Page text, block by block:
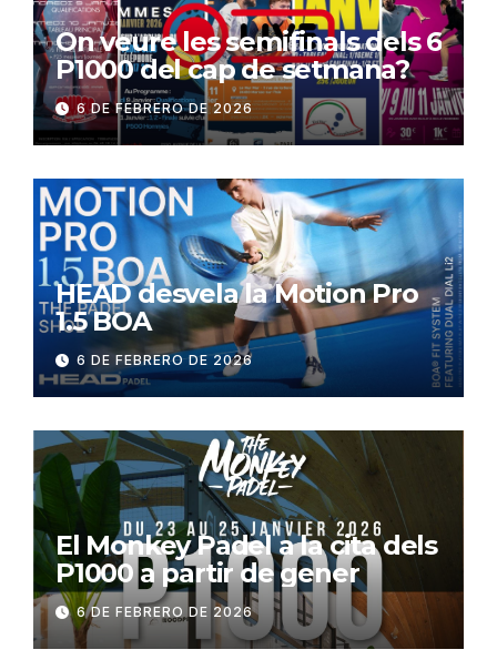
On veure les semifinals dels 6
P1000 del cap de setmana?
6 DE FEBRERO DE 2026
HEAD desvela la Motion Pro
1.5 BOA
6 DE FEBRERO DE 2026
El Monkey Padel a la cita dels
P1000 a partir de gener
6 DE FEBRERO DE 2026